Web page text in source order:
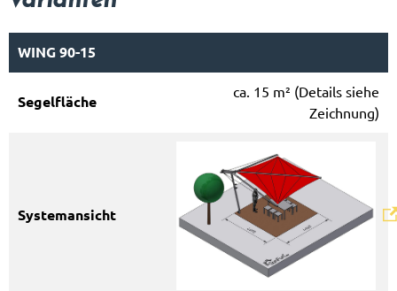
WING 90-15
ca. 15 m² (Details siehe
Zeichnung)